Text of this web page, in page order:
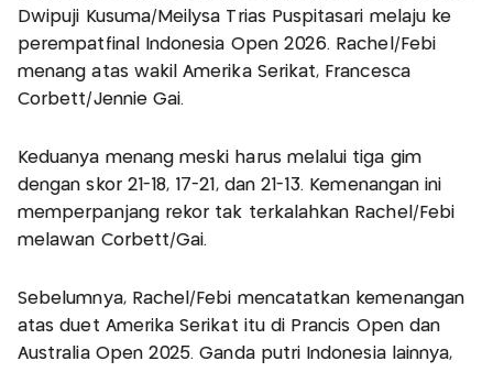
Dwipuji Kusuma/Meilysa Trias Puspitasari melaju ke
perempatfinal Indonesia Open 2026. Rachel/Febi
menang atas wakil Amerika Serikat, Francesca
Corbett/Jennie Gai.
Keduanya menang meski harus melalui tiga gim
dengan skor 21-18, 17-21, dan 21-13. Kemenangan ini
memperpanjang rekor tak terkalahkan Rachel/Febi
melawan Corbett/Gai.
Sebelumnya, Rachel/Febi mencatatkan kemenangan
atas duet Amerika Serikat itu di Prancis Open dan
Australia Open 2025. Ganda putri Indonesia lainnya,